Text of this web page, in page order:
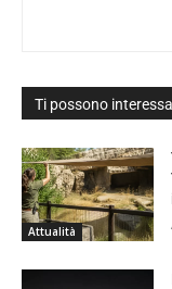
Ti possono
Attualità